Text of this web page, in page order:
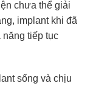
chưa thể giải
implant khi đã
năng tiếp tục
sống và chịu